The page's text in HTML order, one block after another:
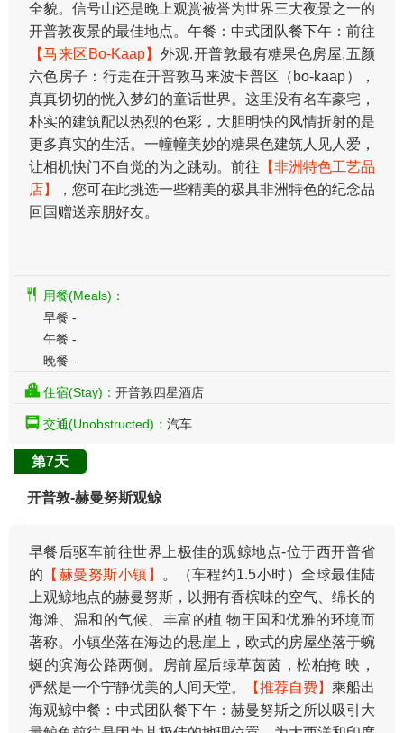
全貌。信号山还是晚上观赏被誉为世界三大夜景之一的
开普敦夜景的最佳地点。午餐：中式团队餐下午：前往
【马来区Bo-Kaap】 外观.开普敦最有糖果色房屋,五颜
六色房子：行走在开普敦马来波卡普区（bo-kaap），
真真切切的恍入梦幻的童话世界。这里没有名车豪宅，
朴实的建筑配以热烈的色彩，大胆明快的风情折射的是
更多真实的生活。一幢幢美妙的糖果色建筑人见人爱，
让相机快门不自觉的为之跳动。前往 【非洲特色工艺品
店】
，您可在此挑选一些精美的极具非洲特色的纪念品
回国赠送亲朋好友。
用餐(Meals)：
早餐 -
午餐 -
晚餐 -
住宿(Stay)： 开普敦四星酒店
交通(Unobstructed)： 汽车
第7天
开普敦-赫曼努斯观鲸
早餐后驱车前往世界上极佳的观鲸地点-位于西开普省
的 【赫曼努斯小镇】
。（车程约1.5小时）全球最佳陆
上观鲸地点的赫曼努斯，以拥有香槟味的空气、绵长的
海滩、温和的气候、丰富的植 物王国和优雅的环境而
著称。小镇坐落在海边的悬崖上，欧式的房屋坐落于蜿
蜒的滨海公路两侧。房前屋后绿草茵茵，松柏掩 映，
俨然是一个宁静优美的人间天堂。
【推荐自费】 乘船出
海观鲸中餐：中式团队餐下午：赫曼努斯之所以吸引大